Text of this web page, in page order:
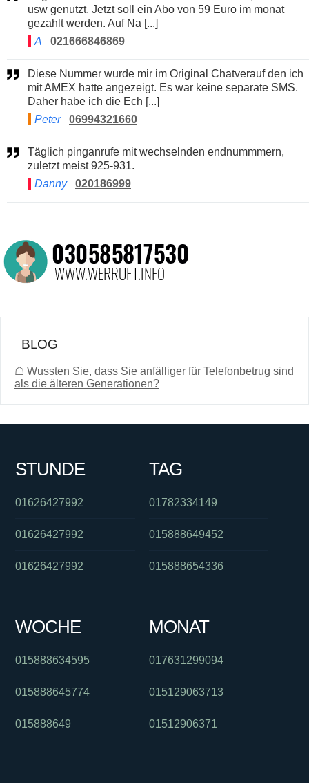
usw genutzt. Jetzt soll ein Abo von 59 Euro im monat
gezahlt werden. Auf Na [...]
A
021666846869
Diese Nummer wurde mir im Original Chatverauf den ich
mit AMEX hatte angezeigt. Es war keine separate SMS.
Daher habe ich die Ech [...]
Peter
06994321660
Täglich pinganrufe mit wechselnden endnummmern,
zuletzt meist 925-931.
Danny
020186999
BLOG
☖ Wussten Sie, dass Sie anfälliger für Telefonbetrug sind
als die älteren Generationen?
STUNDE
01626427992
01626427992
01626427992
TAG
01782334149
015888649452
015888654336
WOCHE
015888634595
015888645774
015888649
MONAT
017631299094
015129063713
01512906371